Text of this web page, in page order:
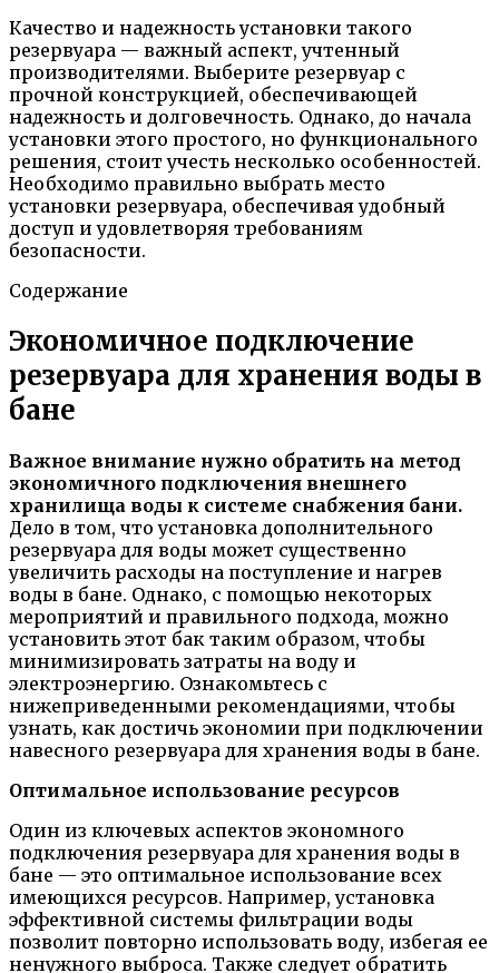
Качество и надежность установки такого
резервуара — важный аспект, учтенный
производителями. Выберите резервуар с
прочной конструкцией, обеспечивающей
надежность и долговечность. Однако, до начала
установки этого простого, но функционального
решения, стоит учесть несколько особенностей.
Необходимо правильно выбрать место
установки резервуара, обеспечивая удобный
доступ и удовлетворяя требованиям
безопасности.
Содержание
Экономичное подключение
резервуара для хранения воды в
бане
Важное внимание нужно обратить на метод
экономичного подключения внешнего
хранилища воды к системе снабжения бани.
Дело в том, что установка дополнительного
резервуара для воды может существенно
увеличить расходы на поступление и нагрев
воды в бане. Однако, с помощью некоторых
мероприятий и правильного подхода, можно
установить этот бак таким образом, чтобы
минимизировать затраты на воду и
электроэнергию. Ознакомьтесь с
нижеприведенными рекомендациями, чтобы
узнать, как достичь экономии при подключении
навесного резервуара для хранения воды в бане.
Оптимальное использование ресурсов
Один из ключевых аспектов экономного
подключения резервуара для хранения воды в
бане — это оптимальное использование всех
имеющихся ресурсов. Например, установка
эффективной системы фильтрации воды
позволит повторно использовать воду, избегая ее
ненужного выброса. Также следует обратить